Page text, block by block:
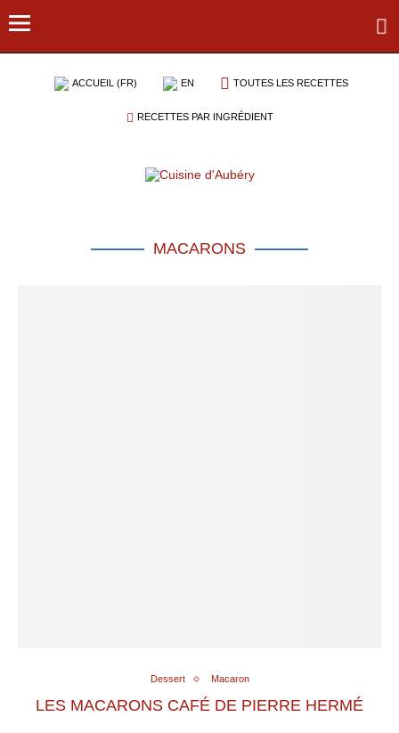
ACCUEIL (FR) EN TOUTES LES RECETTES
RECETTES PAR INGRÉDIENT
MACARONS
Dessert Macaron
LES MACARONS CAFÉ DE PIERRE HERMÉ